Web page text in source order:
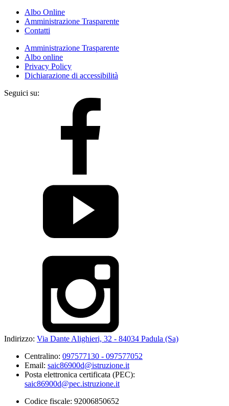
Albo Online
Amministrazione Trasparente
Contatti
Amministrazione Trasparente
Albo online
Privacy Policy
Dichiarazione di accessibilità
Seguici su:
Indirizzo: Via Dante Alighieri, 32 - 84034 Padula (Sa)
Centralino: 097577130 - 097577052
Email: saic86900d@istruzione.it
Posta elettronica certificata (PEC):
saic86900d@pec.istruzione.it
Codice fiscale: 92006850652